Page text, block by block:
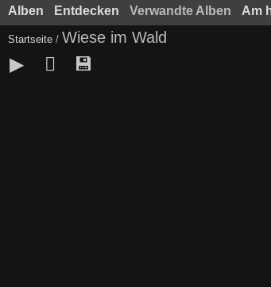
Alben Entdecken Verwandte Alben Am
Startseite / Wiese im Wald